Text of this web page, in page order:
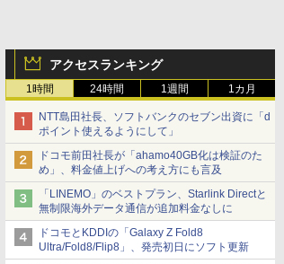
アクセスランキング
1時間 24時間 1週間 1カ月
NTT島田社長、ソフトバンクのセブン出資に「d
ポイント使えるようにして」
ドコモ前田社長が「ahamo40GB化は検証のた
め」、料金値上げへの考え方にも言及
「LINEMO」のベストプラン、Starlink Directと
無制限海外データ通信が追加料金なしに
ドコモとKDDIの「Galaxy Z Fold8
Ultra/Fold8/Flip8」、発売初日にソフト更新